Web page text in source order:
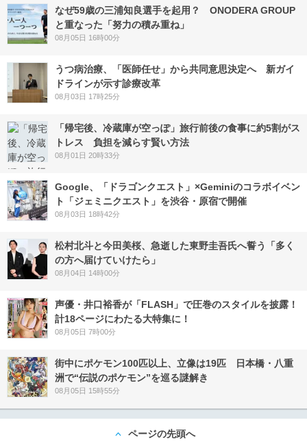
なぜ59歳の三浦知良選手を起用？ ONODERA GROUP
と重なった「努力の積み重ね」
08月05日 16時00分
うつ病治療、「医師任せ」から共同意思決定へ 新ガイ
ドラインが示す診療改革
08月03日 17時25分
「帰宅後、冷蔵庫が空っぽ」旅行前後の食事に約5割がス
トレス 負担を減らす賢い方法
08月01日 20時33分
Google、「ドラゴンクエスト」×Geminiのコラボイベン
ト「ジェミニクエスト」を渋谷・原宿で開催
08月03日 18時42分
松村北斗と今田美桜、急逝した東野圭吾氏へ誓う「多く
の方へ届けていけたら」
08月04日 14時00分
声優・井口裕香が「FLASH」で圧巻のスタイルを披露！
計18ページにわたる大特集に！
08月05日 7時00分
街中にポケモン100匹以上、立像は19匹 日本橋・八重
洲で“伝説のポケモン”を巡る謎解き
08月05日 15時55分
ページの先頭へ